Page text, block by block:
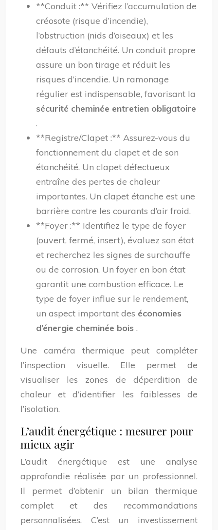
**Conduit :** Vérifiez l’accumulation de
créosote (risque d’incendie),
l’obstruction (nids d’oiseaux) et les
défauts d’étanchéité. Un conduit propre
assure un bon tirage et réduit les
risques d’incendie. Un ramonage
régulier est indispensable, favorisant la
sécurité cheminée entretien obligatoire
.
**Registre/Clapet :** Assurez-vous du
fonctionnement du clapet et de son
étanchéité. Un clapet défectueux
entraîne des pertes de chaleur
importantes. Un clapet étanche est une
barrière contre les courants d’air froid.
**Foyer :** Identifiez le type de foyer
(ouvert, fermé, insert), évaluez son état
et recherchez les signes de surchauffe
ou de corrosion. Un foyer en bon état
garantit une combustion efficace. Le
type de foyer influe sur le rendement,
un aspect important des économies
d’énergie cheminée bois .
Une caméra thermique peut compléter
l’inspection visuelle. Elle permet de
visualiser les zones de déperdition de
chaleur et d’identifier les faiblesses de
l’isolation.
L’audit énergétique : mesurer pour
mieux agir
L’audit énergétique est une analyse
approfondie réalisée par un professionnel.
Il permet d’obtenir un bilan thermique
complet et des recommandations
personnalisées. C’est un investissement